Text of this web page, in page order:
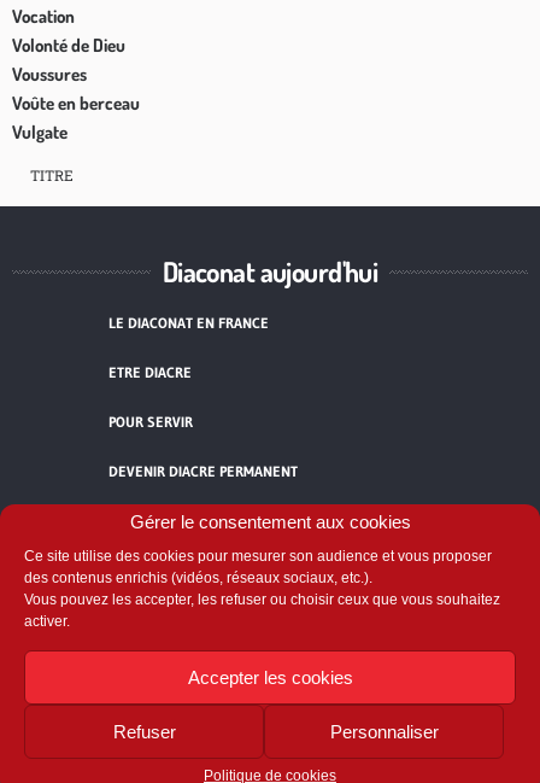
Gérer le consentement aux cookies
Ce site utilise des cookies pour mesurer son audience et vous proposer
des contenus enrichis (vidéos, réseaux sociaux, etc.).
Vous pouvez les accepter, les refuser ou choisir ceux que vous souhaitez
activer.
Accepter les cookies
Refuser Personnaliser
Politique de cookies
Vocation
Volonté de Dieu
Voussures
Voûte en berceau
Vulgate
TITRE
Diaconat aujourd'hui
LE DIACONAT EN FRANCE
ETRE DIACRE
POUR SERVIR
DEVENIR DIACRE PERMANENT
TÉMOIGNAGES
ACCUEIL
Comité National du Diaconat
58 avenue de Breteuil - 75007 Paris